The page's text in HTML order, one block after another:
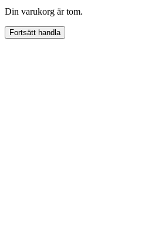
Din varukorg är tom.
Fortsätt handla